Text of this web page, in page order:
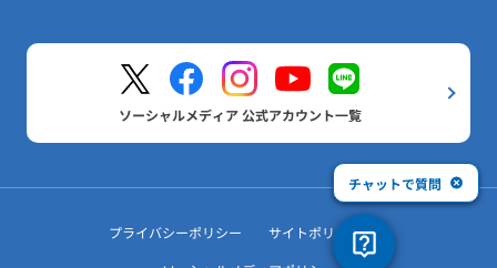
ソーシャルメディア 公式アカウント一覧
プライバシーポリシー
サイトポリシー
チャットで質問